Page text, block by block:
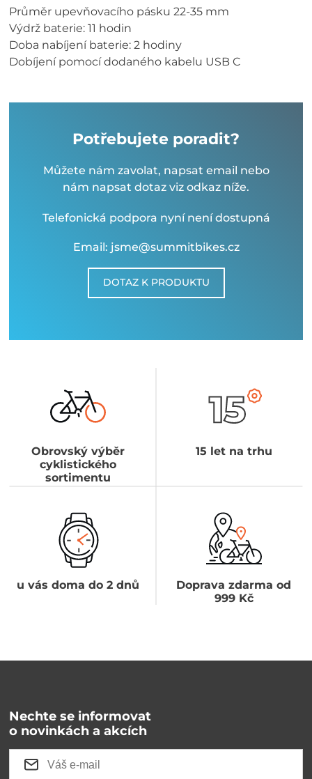
Průměr upevňovacího pásku 22-35 mm
Výdrž baterie: 11 hodin
Doba nabíjení baterie: 2 hodiny
Dobíjení pomocí dodaného kabelu USB C
Potřebujete poradit?
Můžete nám zavolat, napsat email nebo
nám napsat dotaz viz odkaz níže.
Telefonická podpora nyní není dostupná
Email: jsme@summitbikes.cz
DOTAZ K PRODUKTU
Obrovský výběr
cyklistického
sortimentu
15 let na trhu
u vás doma do 2 dnů
Doprava zdarma od
999 Kč
Nechte se informovat
o novinkách a akcích